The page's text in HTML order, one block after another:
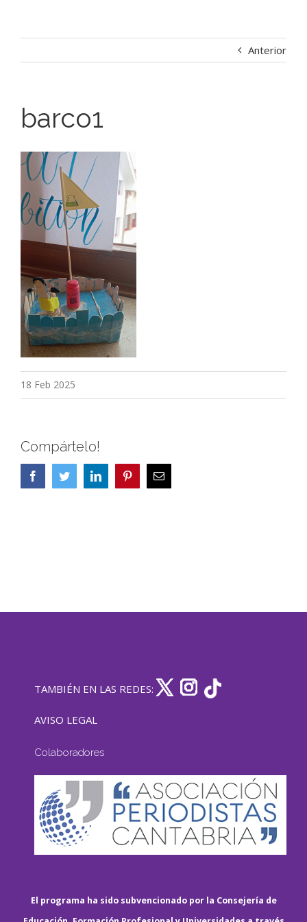
Anterior
barco1
18 Feb 2025
Compártelo!
FacebookTwitterLinkedIn PinterestCorreo
electrónico
TAMBIÉN EN LAS REDES:
AVISO LEGAL
Colaboradores
El programa ha sido subvencionado por la Consejería de